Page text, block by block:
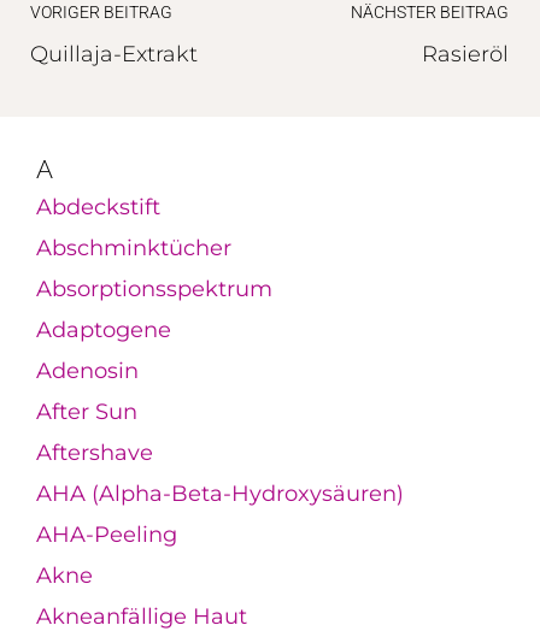
VORIGER BEITRAG
Quillaja-Extrakt
NÄCHSTER BEITRAG
Rasieröl
A
Abdeckstift
Abschminktücher
Absorptionsspektrum
Adaptogene
Adenosin
After Sun
Aftershave
AHA (Alpha-Beta-Hydroxysäuren)
AHA-Peeling
Akne
Akneanfällige Haut